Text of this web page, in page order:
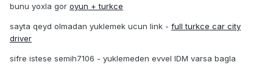
bunu yoxla gor oyun + turkce
sayta qeyd olmadan yuklemek ucun link - full turkce car city
driver
sifre istese semih7106 - yuklemeden evvel IDM varsa bagla